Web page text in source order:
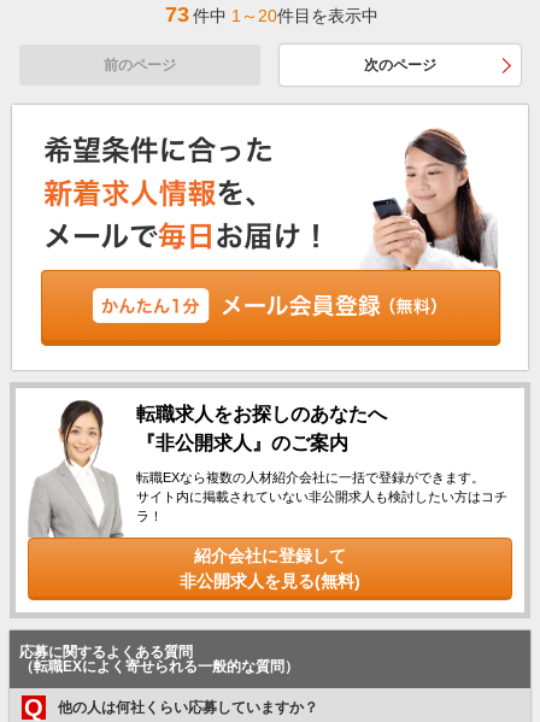
73件中 1～20件目を表示中
前のページ 次のページ
転職求人をお探しのあなたへ
『非公開求人』のご案内
転職EXなら複数の人材紹介会社に一括で登録ができます。
サイト内に掲載されていない非公開求人も検討したい方はコチ
ラ！
紹介会社に登録して
非公開求人を見る(無料)
応募に関するよくある質問
（転職EXによく寄せられる一般的な質問）
Q 他の人は何社くらい応募していますか？